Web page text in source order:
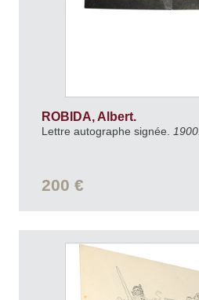
ROBIDA, Albert.
Lettre autographe signée. 1900.
200 €